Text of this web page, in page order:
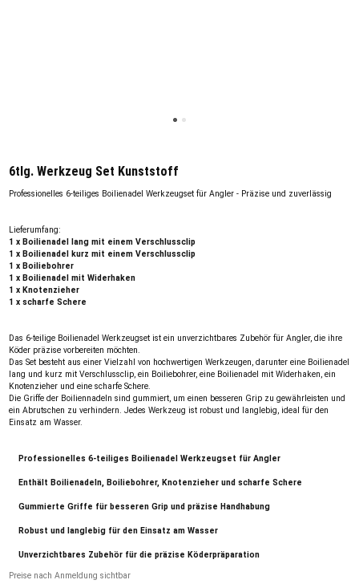
6tlg. Werkzeug Set Kunststoff
Professionelles 6-teiliges Boilienadel Werkzeugset für Angler - Präzise und zuverlässig
Lieferumfang:
1 x Boilienadel lang mit einem Verschlussclip
1 x Boilienadel kurz mit einem Verschlussclip
1 x Boiliebohrer
1 x Boilienadel mit Widerhaken
1 x Knotenzieher
1 x scharfe Schere
Das 6-teilige Boilienadel Werkzeugset ist ein unverzichtbares Zubehör für Angler, die ihre
Köder präzise vorbereiten möchten.
Das Set besteht aus einer Vielzahl von hochwertigen Werkzeugen, darunter eine Boilienadel
lang und kurz mit Verschlussclip, ein Boiliebohrer, eine Boilienadel mit Widerhaken, ein
Knotenzieher und eine scharfe Schere.
Die Griffe der Boiliennadeln sind gummiert, um einen besseren Grip zu gewährleisten und
ein Abrutschen zu verhindern. Jedes Werkzeug ist robust und langlebig, ideal für den
Einsatz am Wasser.
Professionelles 6-teiliges Boilienadel Werkzeugset für Angler
Enthält Boilienadeln, Boiliebohrer, Knotenzieher und scharfe Schere
Gummierte Griffe für besseren Grip und präzise Handhabung
Robust und langlebig für den Einsatz am Wasser
Unverzichtbares Zubehör für die präzise Köderpräparation
Preise nach Anmeldung sichtbar